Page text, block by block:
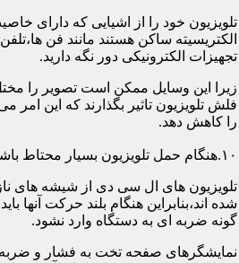
تلویزیون خود را از اشیایی که دارای
تجهیزات الکترونیکی دور نگه دارید.
زیرا این وسایل ممکن است تصویر را
فلش تلویزیون تاثیر بگذارند که این امر
را کاهش دهد.
۱۰.هنگام حمل تلویزیون بسیار محتاط باشید
تلویزیون های ال سی دی از شیشه های
شده اند،بنابراین هنگام بلند حرکت آنها
گونه ضربه ای به دستگاه وارد نشود.
نمایشگرهای صفحه تخت به فشار و